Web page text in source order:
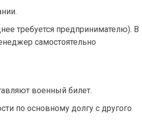
требуется предпринимателю). В
самостоятельно
военный билет.
по основному долгу с другого